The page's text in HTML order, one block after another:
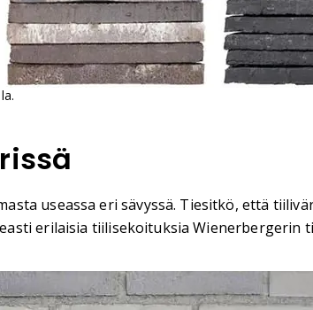
useassa eri sävyssä. Tiesitkö, että
erilaisia tiilisekoituksia Wienerbergerin